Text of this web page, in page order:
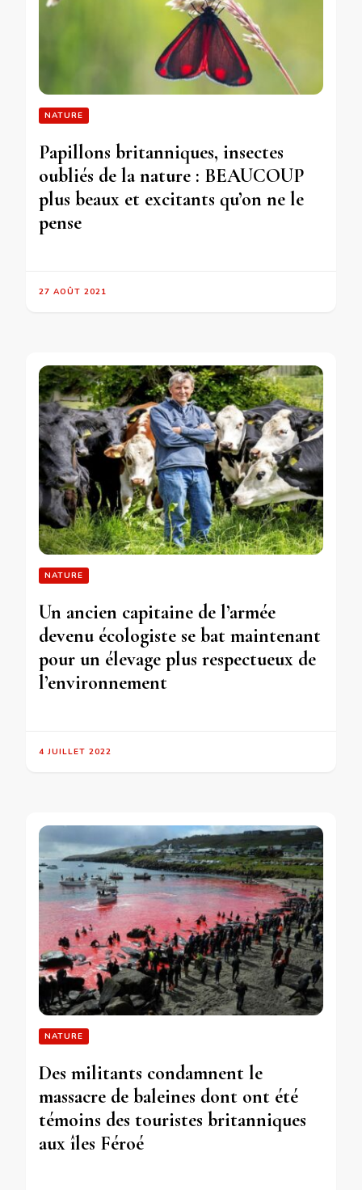
NATURE
Papillons britanniques, insectes
oubliés de la nature : BEAUCOUP
plus beaux et excitants qu’on ne le
pense
27 AOÛT 2021
NATURE
Un ancien capitaine de l’armée
devenu écologiste se bat maintenant
pour un élevage plus respectueux de
l’environnement
4 JUILLET 2022
NATURE
Des militants condamnent le
massacre de baleines dont ont été
témoins des touristes britanniques
aux îles Féroé